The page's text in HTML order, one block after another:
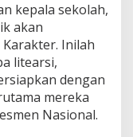
kepala sekolah,
akan
Inilah
litearsi,
dengan
mereka
Nasional.